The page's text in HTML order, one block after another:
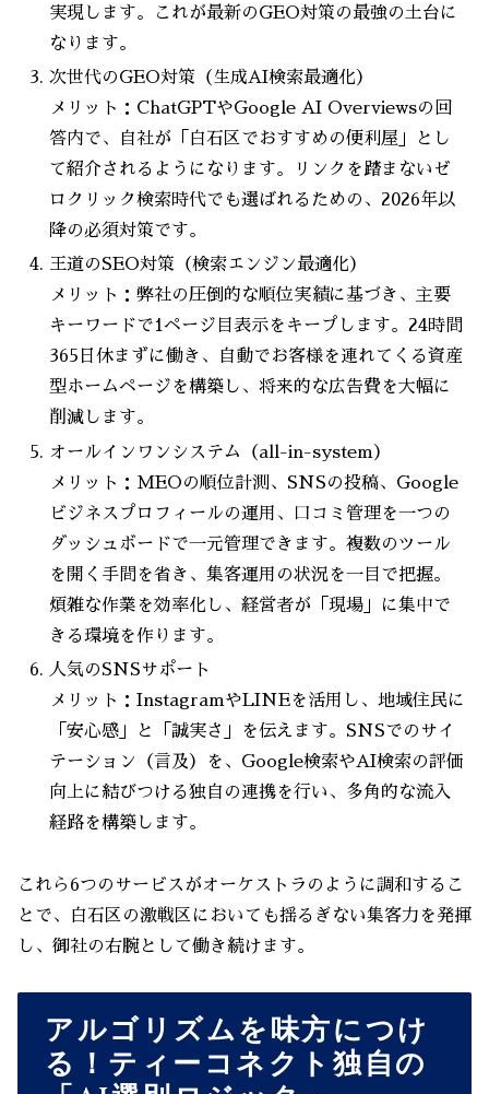
実現します。これが最新のGEO対策の最強の土台に
なります。
次世代のGEO対策（生成AI検索最適化）
メリット：ChatGPTやGoogle AI Overviewsの回
答内で、自社が「白石区でおすすめの便利屋」とし
て紹介されるようになります。リンクを踏まないゼ
ロクリック検索時代でも選ばれるための、2026年以
降の必須対策です。
王道のSEO対策（検索エンジン最適化）
メリット：弊社の圧倒的な順位実績に基づき、主要
キーワードで1ページ目表示をキープします。24時間
365日休まずに働き、自動でお客様を連れてくる資産
型ホームページを構築し、将来的な広告費を大幅に
削減します。
オールインワンシステム（all-in-system）
メリット：MEOの順位計測、SNSの投稿、Google
ビジネスプロフィールの運用、口コミ管理を一つの
ダッシュボードで一元管理できます。複数のツール
を開く手間を省き、集客運用の状況を一目で把握。
煩雑な作業を効率化し、経営者が「現場」に集中で
きる環境を作ります。
人気のSNSサポート
メリット：InstagramやLINEを活用し、地域住民に
「安心感」と「誠実さ」を伝えます。SNSでのサイ
テーション（言及）を、Google検索やAI検索の評価
向上に結びつける独自の連携を行い、多角的な流入
経路を構築します。
これら6つのサービスがオーケストラのように調和するこ
とで、白石区の激戦区においても揺るぎない集客力を発揮
し、御社の右腕として働き続けます。
アルゴリズムを味方につけ
る！ティーコネクト独自の